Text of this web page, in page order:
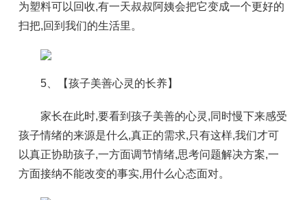
为塑料可以回收,有一天叔叔阿姨会把它变成一个更好的
扫把,回到我们的生活里。
5、【孩子美善心灵的长养】
家长在此时,要看到孩子美善的心灵,同时慢下来感受
孩子情绪的来源是什么,真正的需求,只有这样,我们才可
以真正协助孩子,一方面调节情绪,思考问题解决方案,一
方面接纳不能改变的事实,用什么心态面对。